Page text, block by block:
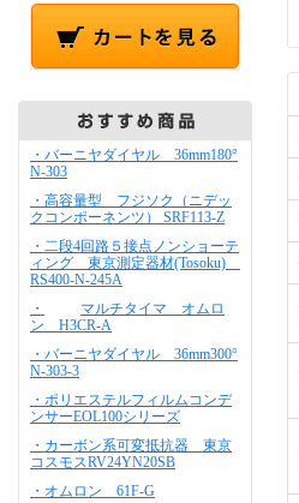
・バーニヤダイヤル 36mm180°
N-303
・高容量型 フジソク（ニデッ
クコンポーネンツ） SRF113-Z
・二段4回路５接点ノンショーテ
ィング 東京測定器材(Tosoku)
RS400-N-245A
・
マルチタイマ オムロ
ン H3CR-A
・バーニヤダイヤル 36mm300°
N-303-3
・ポリエステルフィルムコンデ
ンサーEOL100シリーズ
・カーボン系可変抵抗器 東京
コスモスRV24YN20SB
・オムロン 61F-G